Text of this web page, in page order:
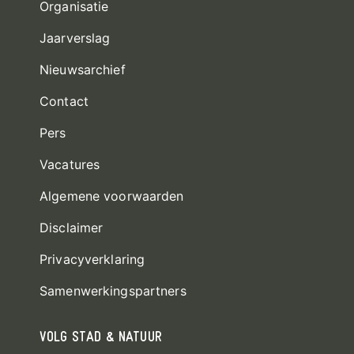
Organisatie
Jaarverslag
Nieuwsarchief
Contact
Pers
Vacatures
Algemene voorwaarden
Disclaimer
Privacyverklaring
Samenwerkingspartners
VOLG STAD & NATUUR